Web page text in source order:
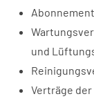
und
Verträge